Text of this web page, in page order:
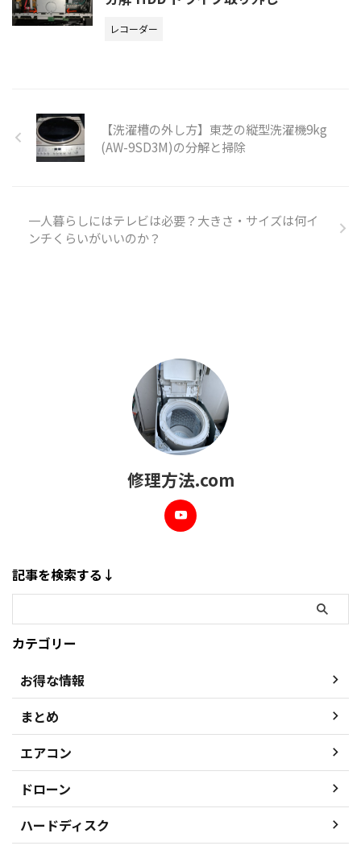
レコーダー
【洗濯槽の外し方】東芝の縦型洗濯機9kg
(AW-9SD3M)の分解と掃除
一人暮らしにはテレビは必要？大きさ・サイズは何イ
ンチくらいがいいのか？
修理方法.com
記事を検索する↓
カテゴリー
お得な情報
まとめ
エアコン
ドローン
ハードディスク